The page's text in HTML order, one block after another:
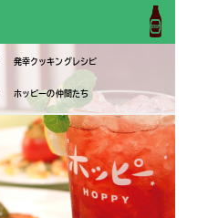
発幸クッキングレシピ
ホッピーの仲間たち